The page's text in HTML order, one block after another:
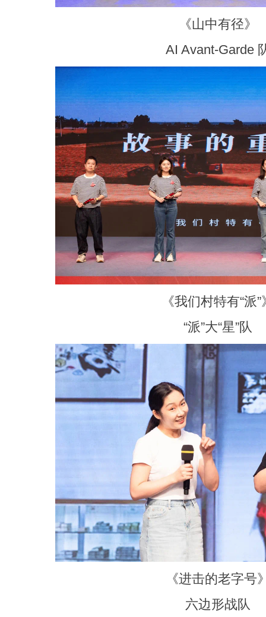
《山中有径》
AI Avant-Garde
《我们村特有“派”
“派”大“星”队
《进击的老字号
六边形战队